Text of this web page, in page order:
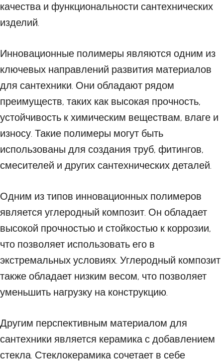
качества и функциональности сантехнических
изделий.
Инновационные полимеры являются одним из
ключевых направлений развития материалов
для сантехники. Они обладают рядом
преимуществ, таких как высокая прочность,
устойчивость к химическим веществам, влаге и
износу. Такие полимеры могут быть
использованы для создания труб, фитингов,
смесителей и других сантехнических деталей.
Одним из типов инновационных полимеров
является углеродный композит. Он обладает
высокой прочностью и стойкостью к коррозии,
что позволяет использовать его в
экстремальных условиях. Углеродный композит
также обладает низким весом, что позволяет
уменьшить нагрузку на конструкцию.
Другим перспективным материалом для
сантехники является керамика с добавлением
стекла. Стеклокерамика сочетает в себе